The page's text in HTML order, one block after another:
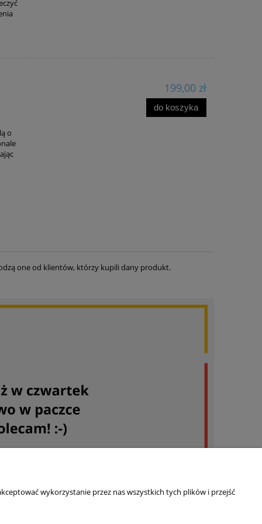
o
199,00 zł
do koszyka
one od klientów, którzy kupili dany produkt.
wykorzystanie przez nas wszystkich tych plików i przejść